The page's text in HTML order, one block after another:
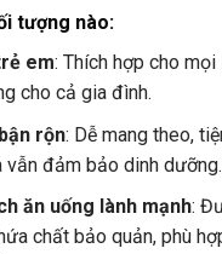
tượng nào:
em: Thích hợp cho
cho cả gia đình.
rộn: Dễ mang theo,
vẫn đảm bảo dinh dưỡng.
ăn uống lành mạnh:
chất bảo quản, phù